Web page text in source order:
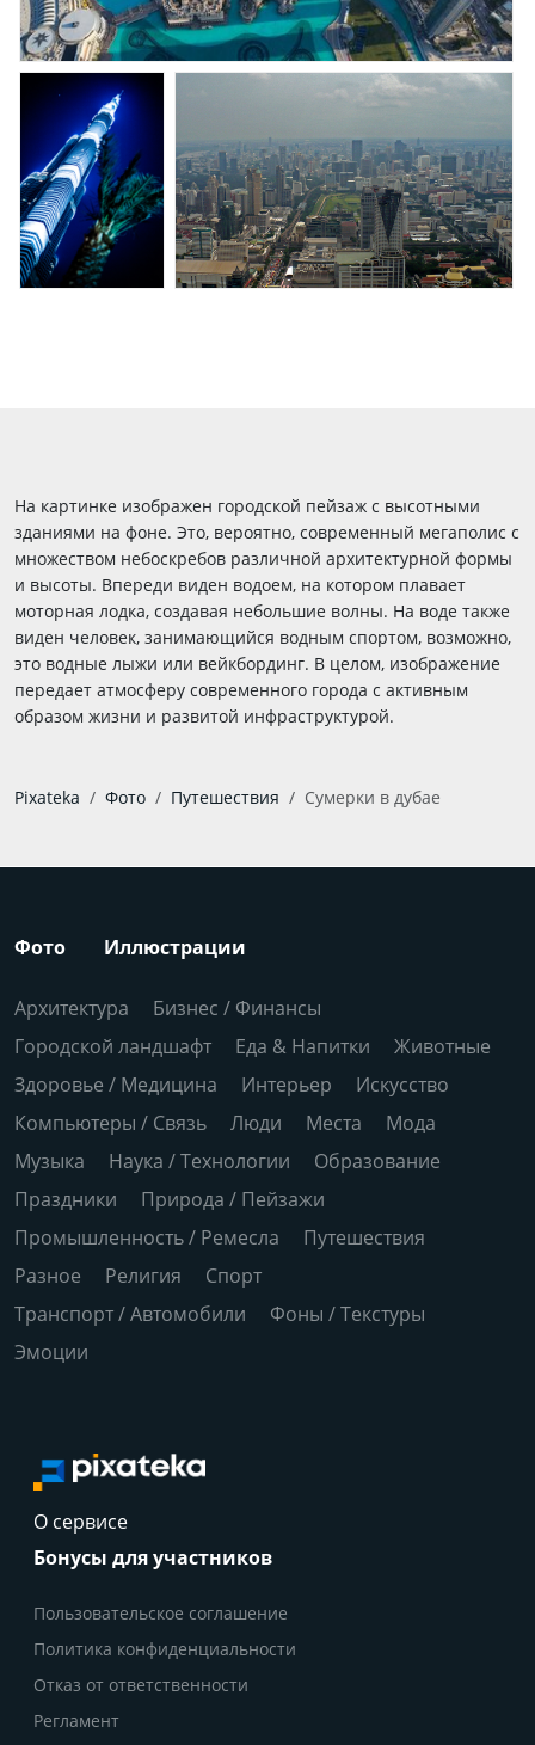
На картинке изображен городской пейзаж с высотными
зданиями на фоне. Это, вероятно, современный мегаполис с
множеством небоскребов различной архитектурной формы
и высоты. Впереди виден водоем, на котором плавает
моторная лодка, создавая небольшие волны. На воде также
виден человек, занимающийся водным спортом, возможно,
это водные лыжи или вейкбординг. В целом, изображение
передает атмосферу современного города с активным
образом жизни и развитой инфраструктурой.
Pixateka Фото Путешествия Сумерки в дубае
Фото Иллюстрации
Архитектура
Бизнес / Финансы
Городской ландшафт
Еда & Напитки
Животные
Здоровье / Медицина
Интерьер
Искусство
Компьютеры / Связь
Люди Места
Мода
Музыка
Наука / Технологии
Образование
Праздники
Природа / Пейзажи
Промышленность / Ремесла
Путешествия
Разное
Религия
Спорт
Транспорт / Автомобили
Фоны / Текстуры
Эмоции
О сервисе
Бонусы для участников
Пользовательское соглашение
Политика конфиденциальности
Отказ от ответственности
Регламент